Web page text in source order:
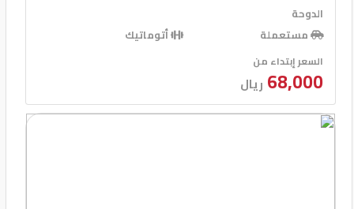
الدوحة
مستعملة
أتوماتيك
السعر إبتداء من
68,000 ريال